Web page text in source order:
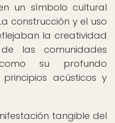
un símbolo cultural
construcción y el uso
la creatividad
las comunidades
su profundo
acústicos y
tangible del